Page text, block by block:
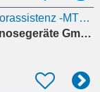
Medizinisch-technische Laborassistenz -MTLA/Biologe (m/w/d) - Mikrobiologie
Medlab Medizinische Diagnosegeräte GmbH